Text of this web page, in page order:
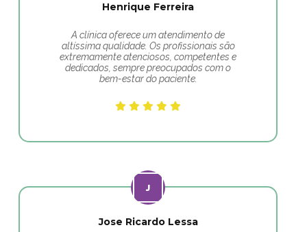
Henrique Ferreira
A clínica oferece um atendimento de
altíssima qualidade. Os profissionais são
extremamente atenciosos, competentes e
dedicados, sempre preocupados com o
bem-estar do paciente.
Jose Ricardo Lessa